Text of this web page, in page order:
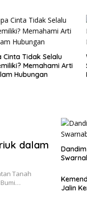
Cinta Tidak Selalu
Memahami Arti
Hubungan
dalam
Tanah
Jalin